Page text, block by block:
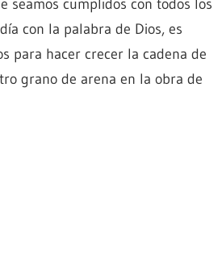
seamos cumplidos con todos los
con la palabra de Dios, es
para hacer crecer la cadena de
grano de arena en la obra de